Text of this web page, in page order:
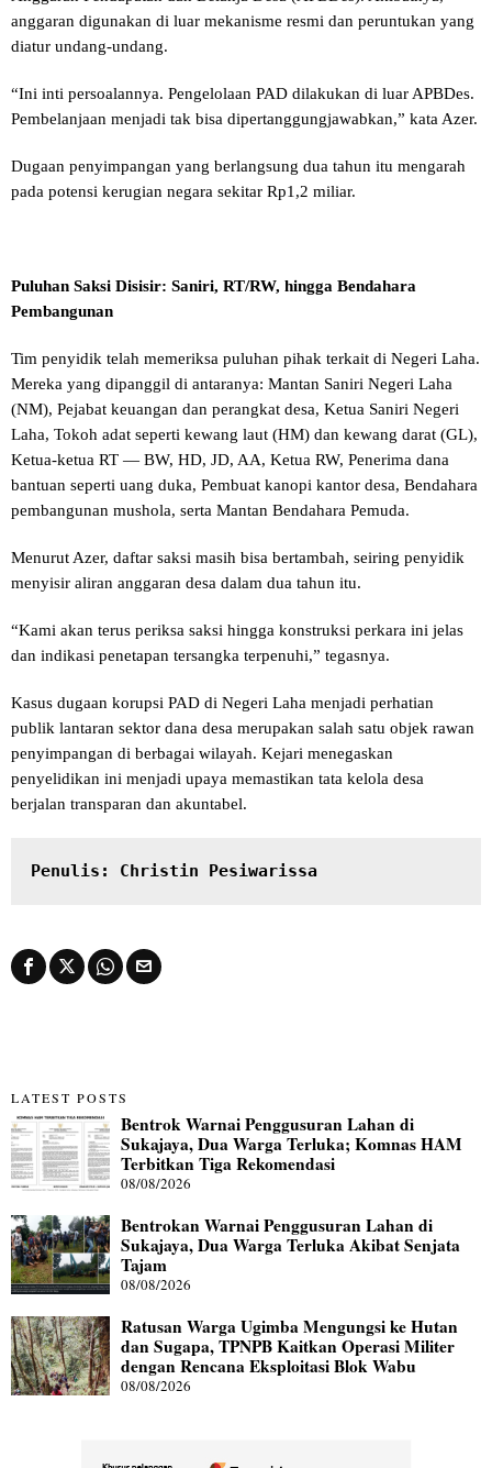
anggaran digunakan di luar mekanisme resmi dan peruntukan yang
diatur undang-undang.
“Ini inti persoalannya. Pengelolaan PAD dilakukan di luar APBDes.
Pembelanjaan menjadi tak bisa dipertanggungjawabkan,” kata Azer.
Dugaan penyimpangan yang berlangsung dua tahun itu mengarah
pada potensi kerugian negara sekitar Rp1,2 miliar.
Puluhan Saksi Disisir: Saniri, RT/RW, hingga Bendahara
Pembangunan
Tim penyidik telah memeriksa puluhan pihak terkait di Negeri Laha.
Mereka yang dipanggil di antaranya: Mantan Saniri Negeri Laha
(NM), Pejabat keuangan dan perangkat desa, Ketua Saniri Negeri
Laha, Tokoh adat seperti kewang laut (HM) dan kewang darat (GL),
Ketua-ketua RT — BW, HD, JD, AA, Ketua RW, Penerima dana
bantuan seperti uang duka, Pembuat kanopi kantor desa, Bendahara
pembangunan mushola, serta Mantan Bendahara Pemuda.
Menurut Azer, daftar saksi masih bisa bertambah, seiring penyidik
menyisir aliran anggaran desa dalam dua tahun itu.
“Kami akan terus periksa saksi hingga konstruksi perkara ini jelas
dan indikasi penetapan tersangka terpenuhi,” tegasnya.
Kasus dugaan korupsi PAD di Negeri Laha menjadi perhatian
publik lantaran sektor dana desa merupakan salah satu objek rawan
penyimpangan di berbagai wilayah. Kejari menegaskan
penyelidikan ini menjadi upaya memastikan tata kelola desa
berjalan transparan dan akuntabel.
Penulis: Christin Pesiwarissa
LATEST POSTS
Bentrok Warnai Penggusuran Lahan di
Sukajaya, Dua Warga Terluka; Komnas HAM
Terbitkan Tiga Rekomendasi
08/08/2026
Bentrokan Warnai Penggusuran Lahan di
Sukajaya, Dua Warga Terluka Akibat Senjata
Tajam
08/08/2026
Ratusan Warga Ugimba Mengungsi ke Hutan
dan Sugapa, TPNPB Kaitkan Operasi Militer
dengan Rencana Eksploitasi Blok Wabu
08/08/2026